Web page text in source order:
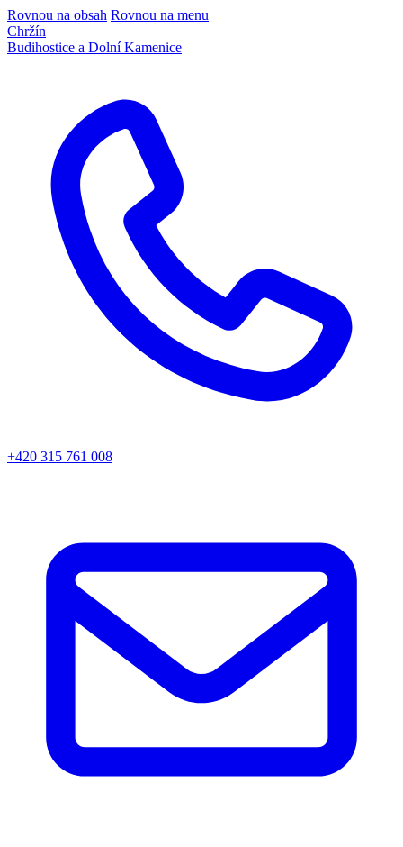
Rovnou na obsah Rovnou na menu
Chržín
Budihostice a Dolní Kamenice
+420 315 761 008